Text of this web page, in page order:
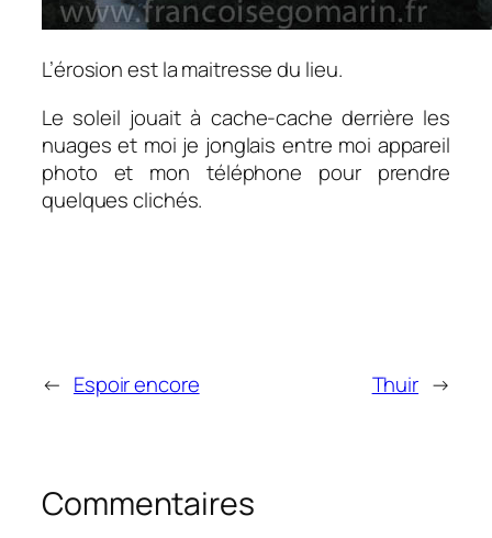
L’érosion est la maitresse du lieu.
Le soleil jouait à cache-cache derrière les
nuages et moi je jonglais entre moi appareil
photo et mon téléphone pour prendre
quelques clichés.
← Espoir encore Thuir →
Commentaires